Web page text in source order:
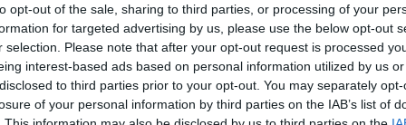
opt-out of the sale, sharing to third parties, or processing of your
for targeted advertising by us, please use the below opt-out
selection. Please note that after your opt-out request is processed
interest-based ads based on personal information utilized by us
to third parties prior to your opt-out. You may separately
of your personal information by third parties on the IAB’s list of